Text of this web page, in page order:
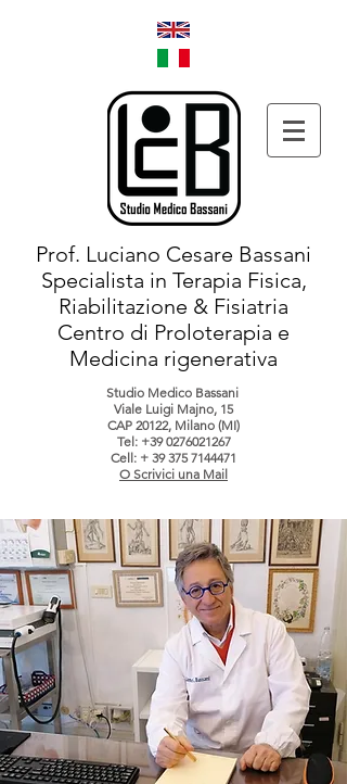
Prof. Luciano Cesare Bassani
Specialista in Terapia Fisica,
Riabilitazione & Fisiatria
Centro di Proloterapia e
Medicina rigenerativa
Studio Medico Bassani
Viale Luigi Majno, 15
CAP 20122, Milano (MI)
Tel: +39 0276021267
Cell: + 39 375 7144471
O Scrivici una Mail